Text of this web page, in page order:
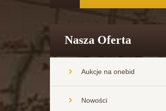
Nasza Oferta
Aukcje na onebid
Nowości